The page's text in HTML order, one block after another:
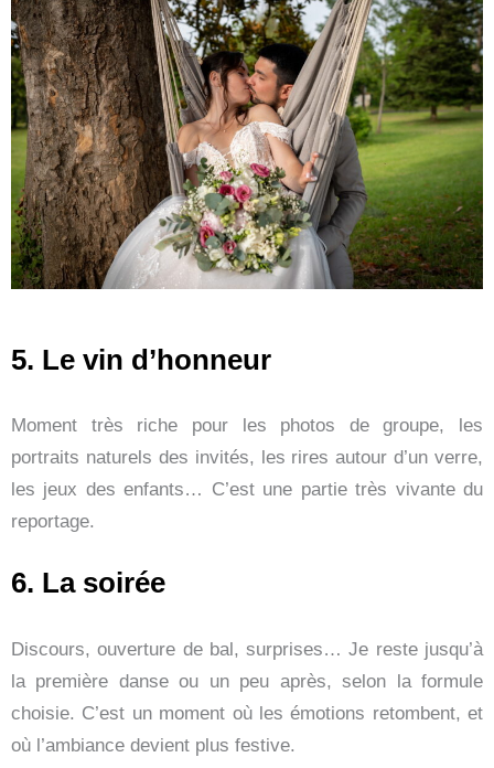
5. Le vin d’honneur
Moment très riche pour les photos de groupe, les
portraits naturels des invités, les rires autour d’un verre,
les jeux des enfants… C’est une partie très vivante du
reportage.
6. La soirée
Discours, ouverture de bal, surprises… Je reste jusqu’à
la première danse ou un peu après, selon la formule
choisie. C’est un moment où les émotions retombent, et
où l’ambiance devient plus festive.